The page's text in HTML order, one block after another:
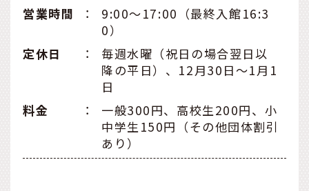
営業時間
：
9:00〜17:00（最終入館16:3
0）
定休日
：
毎週水曜（祝日の場合翌日以
降の平日）、12月30日〜1月1
日
料金
：
一般300円、高校生200円、小
中学生150円（その他団体割引
あり）